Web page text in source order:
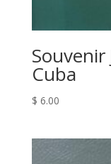
Cuba
$ 6.00